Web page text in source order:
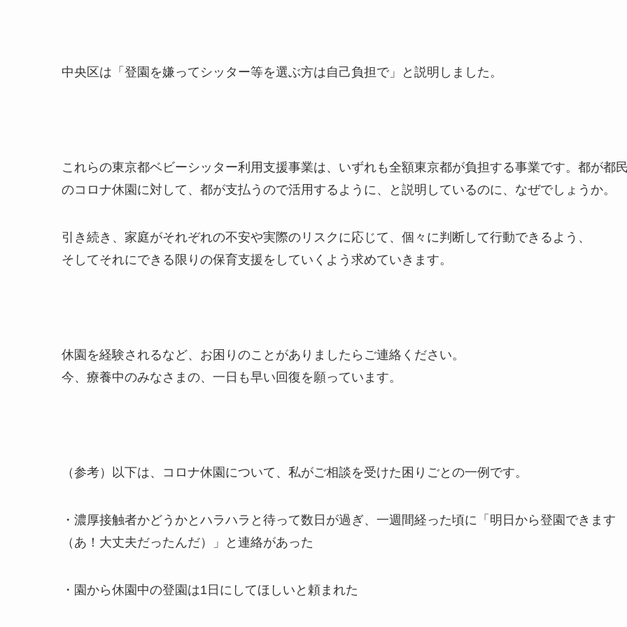
中央区は「登園を嫌ってシッター等を選ぶ方は自己負担で」と説明しました。
これらの東京都ベビーシッター利用支援事業は、いずれも全額東京都が負担する事業です。都が都
のコロナ休園に対して、都が支払うので活用するように、と説明しているのに、なぜでしょうか。
引き続き、家庭がそれぞれの不安や実際のリスクに応じて、個々に判断して行動できるよう、
そしてそれにできる限りの保育支援をしていくよう求めていきます。
休園を経験されるなど、お困りのことがありましたらご連絡ください。
今、療養中のみなさまの、一日も早い回復を願っています。
（参考）以下は、コロナ休園について、私がご相談を受けた困りごとの一例です。
・濃厚接触者かどうかとハラハラと待って数日が過ぎ、一週間経った頃に「明日から登園できます
（あ！大丈夫だったんだ）」と連絡があった
・園から休園中の登園は1日にしてほしいと頼まれた